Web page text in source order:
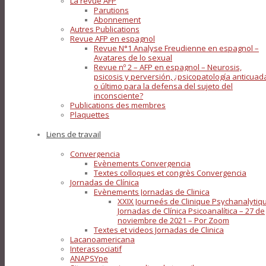
Parutions
Abonnement
Autres Publications
Revue AFP en espagnol
Revue N°1 Analyse Freudienne en espagnol –
Avatares de lo sexual
Revue nº 2 – AFP en espagnol – Neurosis,
psicosis y perversión, ¿psicopatología
o último para la defensa del sujeto del
inconsciente?
Publications des membres
Plaquettes
Liens de travail
Convergencia
Evènements Convergencia
Textes colloques et congrès Convergencia
Jornadas de Clínica
Evènements Jornadas de Clinica
XXIX Journeés de Clinique
Jornadas de Clínica Psicoanalítica – 27 de
noviembre de 2021 – Por Zoom
Textes et videos Jornadas de Clinica
Lacanoamericana
Interassociatif
ANAPSYpe